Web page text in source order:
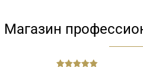
Магазин